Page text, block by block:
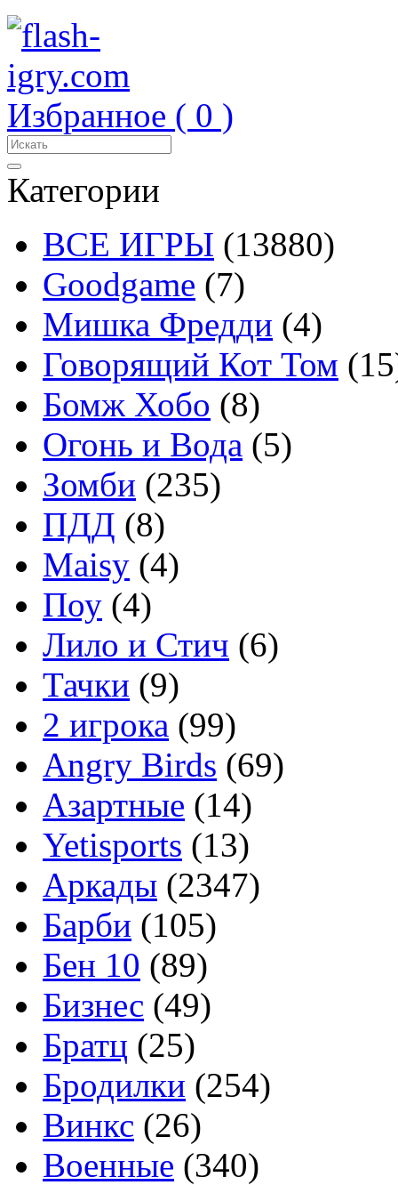
Избранное ( 0 )
Категории
ВСЕ ИГРЫ (13880)
Goodgame (7)
Мишка Фредди (4)
Говорящий Кот Том
Бомж Хобо (8)
Огонь и Вода (5)
Зомби (235)
ПДД (8)
Maisy (4)
Поу (4)
Лило и Стич (6)
Тачки (9)
2 игрока (99)
Angry Birds (69)
Азартные (14)
Yetisports (13)
Аркады (2347)
Барби (105)
Бен 10 (89)
Бизнес (49)
Братц (25)
Бродилки (254)
Винкс (26)
Военные (340)